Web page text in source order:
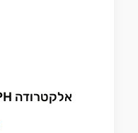
אלקטרודה PH למכשיר מלח PLUS